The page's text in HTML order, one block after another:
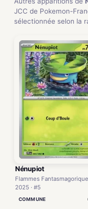
JCC de Pokemon-
sélectionnée selon la
Nénupiot
Flammes
2025 · #5
COMMUNE